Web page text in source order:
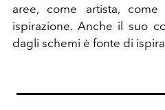
aree, come artista,
ispirazione. Anche il suo
dagli schemi è fonte di